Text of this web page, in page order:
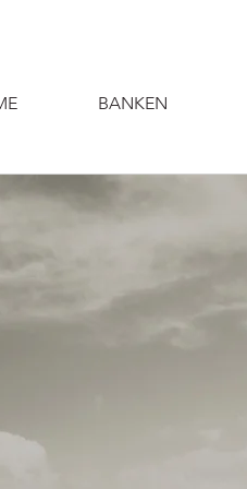
BANKEN